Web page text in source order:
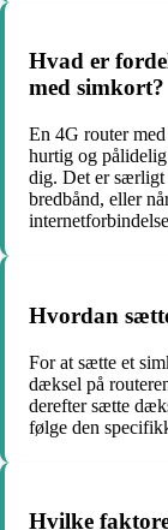
Hvad er
med simkort?
En 4G router
hurtig og
dig. Det er særligt
bredbånd, eller
Hvordan
For at sætte et
dæksel på
derefter sætte
følge den
Hvilke